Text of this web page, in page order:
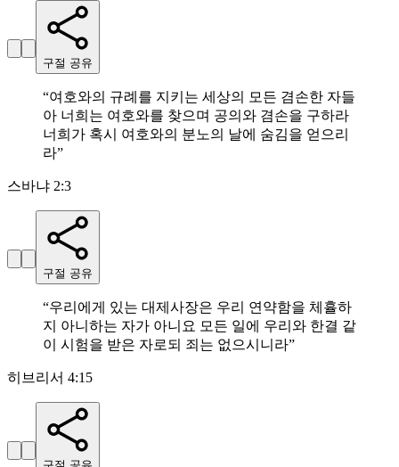
구절 공유
“여호와의 규례를 지키는 세상의 모든 겸손한 자들
아 너희는 여호와를 찾으며 공의와 겸손을 구하라
너희가 혹시 여호와의 분노의 날에 숨김을 얻으리
라”
스바냐 2:3
구절 공유
“우리에게 있는 대제사장은 우리 연약함을 체휼하
지 아니하는 자가 아니요 모든 일에 우리와 한결 같
이 시험을 받은 자로되 죄는 없으시니라”
히브리서 4:15